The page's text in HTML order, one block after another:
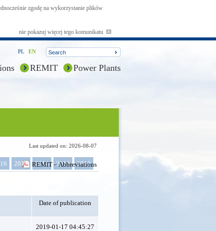
zgodę na wykorzystanie plików
nie pokazuj więcej tego komunikatu
PL EN
REMIT Power Plants
Last updated on: 2026-08-07
2015 2014 2013 2012
REMIT – Abbreviations
Date of publication
2019-01-17 04:45:27